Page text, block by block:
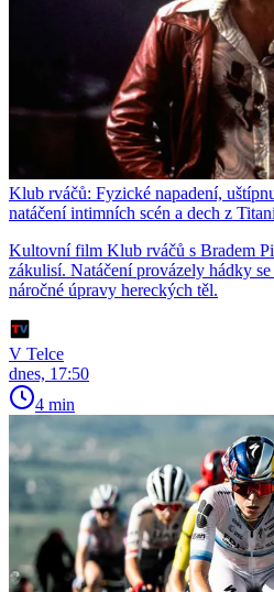
Klub rváčů: Fyzické napadení,
natáčení intimních scén a dech z
Kultovní film Klub rváčů s Bradem
zákulisí. Natáčení provázely hádky
náročné úpravy hereckých těl.
V Telce
dnes, 17:50
4 min